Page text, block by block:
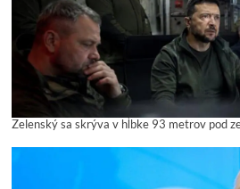
Zelenský sa skrýva v hĺbke 93 metrov pod